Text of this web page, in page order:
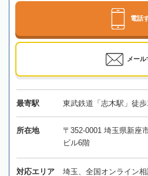
電話
メール
最寄駅 東武鉄道「志木駅」徒歩
所在地
〒352-0001 埼玉県新
ビル6階
対応エリア 埼玉、全国オンライン